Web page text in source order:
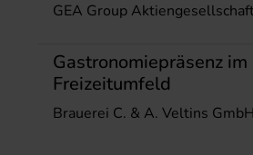
GEA Group
Gastronomiepräsenz im
Freizeitumfeld
Brauerei C. & A. Veltins